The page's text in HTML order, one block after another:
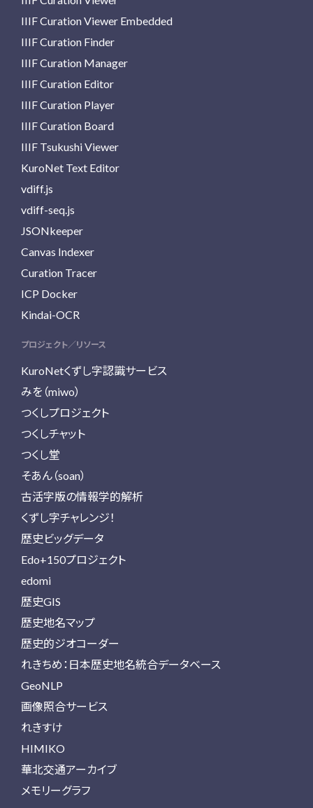
IIIF Curation Viewer Embedded
IIIF Curation Finder
IIIF Curation Manager
IIIF Curation Editor
IIIF Curation Player
IIIF Curation Board
IIIF Tsukushi Viewer
KuroNet Text Editor
vdiff.js
vdiff-seq.js
JSONkeeper
Canvas Indexer
Curation Tracer
ICP Docker
Kindai-OCR
プロジェクト／リソース
KuroNetくずし字認識サービス
みを（miwo）
つくしプロジェクト
つくしチャット
つくし堂
そあん（soan）
古活字版の情報学的解析
くずし字チャレンジ！
歴史ビッグデータ
Edo+150プロジェクト
edomi
歴史GIS
歴史地名マップ
歴史的ジオコーダー
れきちめ：日本歴史地名統合データベース
GeoNLP
画像照合サービス
れきすけ
HIMIKO
華北交通アーカイブ
メモリーグラフ